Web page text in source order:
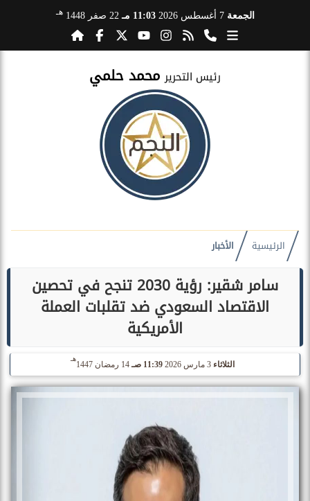
الجمعة 7 أغسطس 2026 11:03 مـ 22 صفر 1448 هـ
رئيس التحرير محمد حلمي
الرئيسية الأخبار
سامر شقير: رؤية 2030 تنجح في تحصين
الاقتصاد السعودي ضد تقلبات العملة
الأمريكية
الثلاثاء 3 مارس 2026 11:39 صـ 14 رمضان 1447
هـ